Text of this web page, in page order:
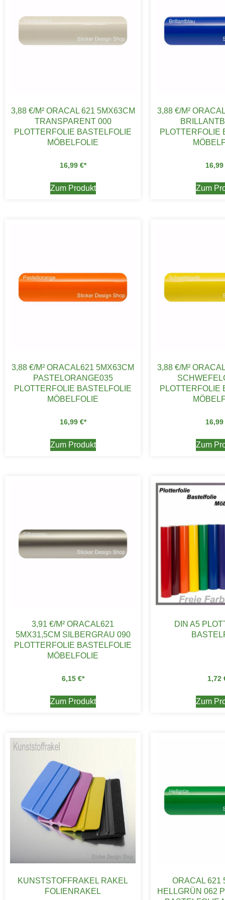
3,88 €/M² ORACAL 621 5MX63CM
TRANSPARENT 000
PLOTTERFOLIE BASTELFOLIE
MÖBELFOLIE
16,99 €
Zum Produkt
3,88 €/M²
PLOTTERFOLIE
16,99
Zum
3,88 €/M² ORACAL621 5MX63CM
PASTELORANGE035
PLOTTERFOLIE BASTELFOLIE
MÖBELFOLIE
16,99 €
Zum Produkt
3,88 €/M²
PLOTTERFOLIE
16,99
Zum
3,91 €/M² ORACAL621
5MX31,5CM SILBERGRAU 090
PLOTTERFOLIE BASTELFOLIE
MÖBELFOLIE
6,15 €
Zum Produkt
DIN A5
1,72
Zum
KUNSTSTOFFRAKEL RAKEL
FOLIENRAKEL
ORACAL 621
HELLGRÜN 062